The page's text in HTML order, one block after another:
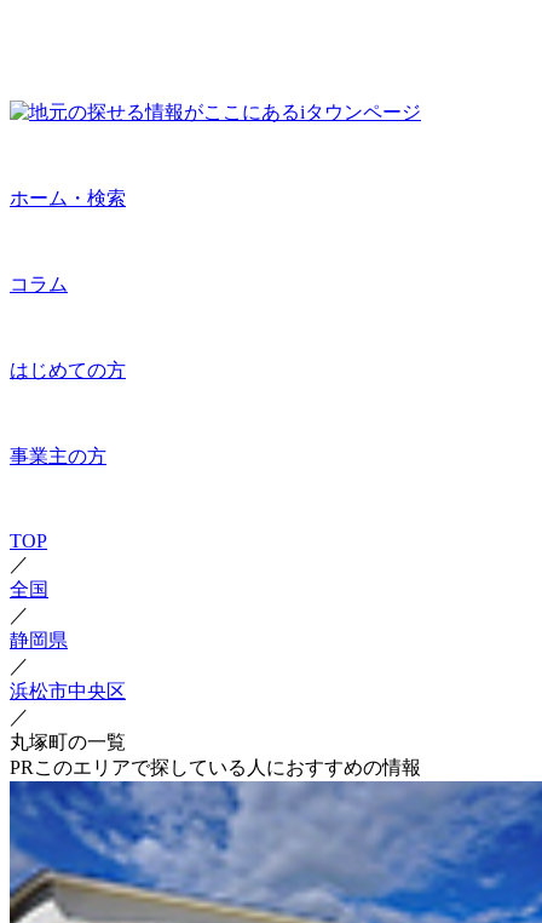
ホーム・検索
コラム
はじめての方
事業主の方
TOP
／
全国
／
静岡県
／
浜松市中央区
／
丸塚町の一覧
PR このエリアで探している人におすすめの情報